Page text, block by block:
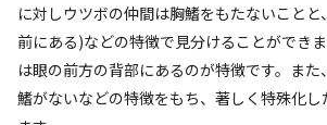
に対しウツボの仲間は胸鰭をもたないこと
前にある)などの特徴で見分けることができ
は眼の前方の背部にあるのが特徴です。ま
鰭がないなどの特徴をもち、著しく特殊化し